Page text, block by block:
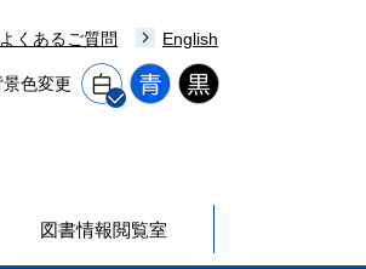
よくあるご質問 English
景色変更
図書情報閲覧室